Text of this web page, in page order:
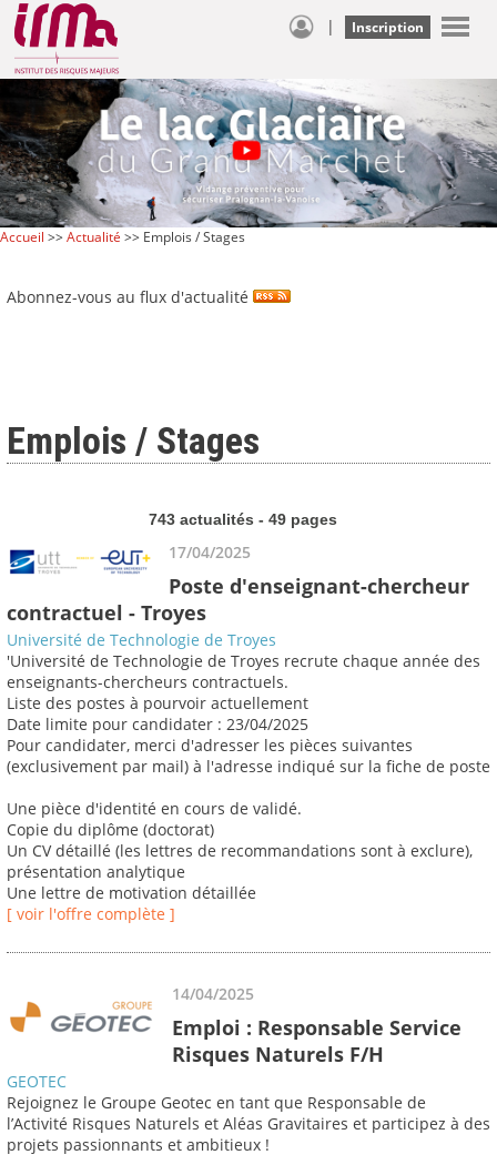
| Inscription
Accueil >>Actualité >> Emplois / Stages
Abonnez-vous au flux d'actualité
Emplois / Stages
743 actualités - 49 pages
17/04/2025
Poste d'enseignant-chercheur
contractuel - Troyes
Université de Technologie de Troyes
'Université de Technologie de Troyes recrute chaque année des
enseignants-chercheurs contractuels.
Liste des postes à pourvoir actuellement
Date limite pour candidater : 23/04/2025
Pour candidater, merci d'adresser les pièces suivantes
(exclusivement par mail) à l'adresse indiqué sur la fiche de poste
Une pièce d'identité en cours de validé.
Copie du diplôme (doctorat)
Un CV détaillé (les lettres de recommandations sont à exclure),
présentation analytique
Une lettre de motivation détaillée
[ voir l'offre complète ]
14/04/2025
Emploi : Responsable Service
Risques Naturels F/H
GEOTEC
Rejoignez le Groupe Geotec en tant que Responsable de
l’Activité Risques Naturels et Aléas Gravitaires et participez à des
projets passionnants et ambitieux !